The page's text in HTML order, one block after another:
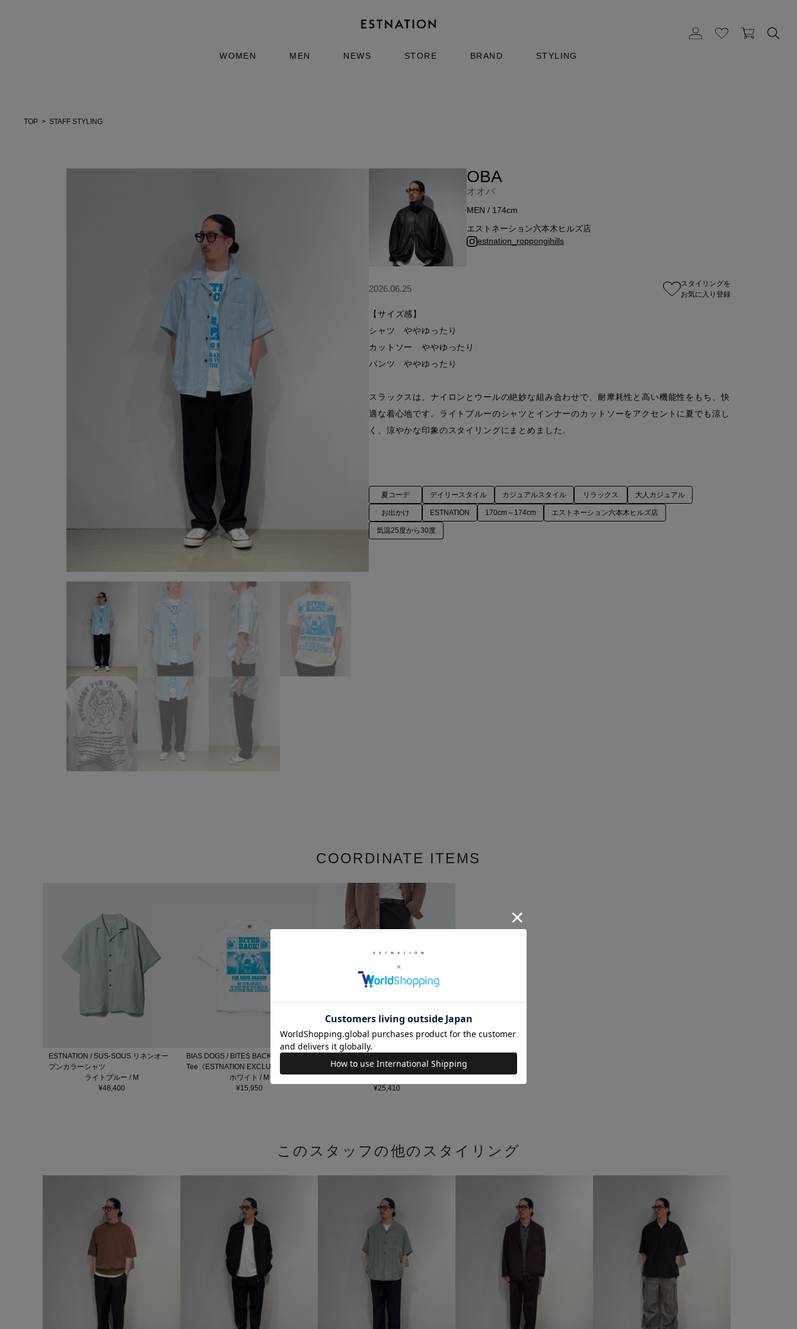
WOMEN MEN NEWS STORE BRAND STYLING
TOP STAFF STYLING
OBA
オオバ
MEN / 174cm
エストネーション六本木ヒルズ店
estnation_roppongihills
スタイリングを
お気に入り登録
2026.06.25
【サイズ感】
シャツ　ややゆったり
カットソー　ややゆったり
パンツ　ややゆったり
スラックスは、ナイロンとウールの絶妙な組み合わせで、耐摩耗性と高い機能性をもち、快
適な着心地です。ライトブルーのシャツとインナーのカットソーをアクセントに夏でも涼し
夏コーデ デイリースタイル カジュアルスタイル リラックス 大人カジュアル
お出かけ ESTNATION 170cm～174cm エストネーション六本木ヒルズ店
気温25度から30度
COORDINATE ITEMS
ESTNATION / SUS-SOUS リネンオー
プンカラーシャツ
ライトブルー / M
¥48,400
BIAS DOGS / BITES BACK Print
Tee《ESTNATION EXCLUSIVE》
ホワイト / M
¥15,950
¥25,410
このスタッフの他のスタイリング